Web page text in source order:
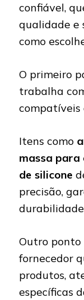
confiável,
qualidade e
como
O primeiro
trabalha
compatíveis
Itens como
massa
de silicone
precisão,
Outro
fornecedor
produtos,
específicas